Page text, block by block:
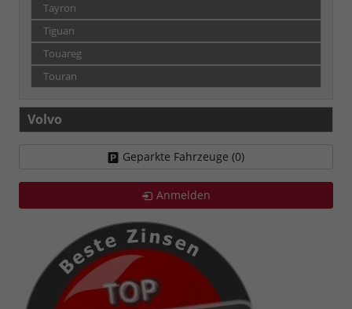
Tayron
Tiguan
Touareg
Touran
Volvo
Geparkte Fahrzeuge (0)
Anmelden